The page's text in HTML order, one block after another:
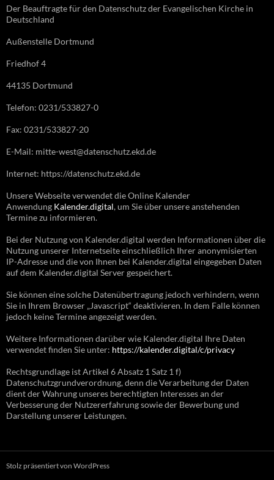
Der Beauftragte für den Datenschutz der Evangelischen Kirche in
Deutschland
Außenstelle Dortmund
Friedhof 4
44135 Dortmund
Telefon: 0231/533827-0
Fax: 0231/533827-20
E-Mail: mitte-west@datenschutz.ekd.de
Internet: https://datenschutz.ekd.de
Unsere Webseite verwendet die Online Kalender
Anwendung Kalender.digital, um Sie über unsere anstehenden
Termine zu informieren.
Bei der Nutzung von Kalender.digital werden Informationen über die
Nutzung unserer Internetseite einschließlich Ihrer anonymisierten
IP-Adresse und die von Ihnen bei Kalender.digital eingegeben Daten
auf dem Kalender.digital Server gespeichert.
Sie können eine solche Datenübertragung jedoch verhindern, wenn
Sie in Ihrem Browser „Javascript“ deaktivieren. In dem Falle können
jedoch keine Termine angezeigt werden.
Weitere Informationen darüber wie Kalender.digital Ihre Daten
verwendet finden Sie unter: https://kalender.digital/c/privacy
Rechtsgrundlage ist Artikel 6 Absatz 1 Satz 1 f)
Datenschutzgrundverordnung, denn die Verarbeitung der Daten
dient der Wahrung unseres berechtigten Interesses an der
Verbesserung der Nutzererfahrung sowie der Bewerbung und
Darstellung unserer Leistungen.
Stolz präsentiert von WordPress